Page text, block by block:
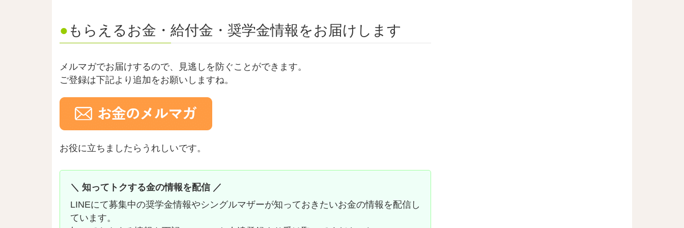
● もらえるお金・給付金・奨学金情報をお届けします
メルマガでお届けするので、見逃しを防ぐことができます。
ご登録は下記より追加をお願いしますね。
お役に立ちましたらうれしいです。
＼ 知ってトクする金の情報を配信 ／
LINEにて募集中の奨学金情報やシングルマザーが知っておきたいお金の情報を配信し
ています。